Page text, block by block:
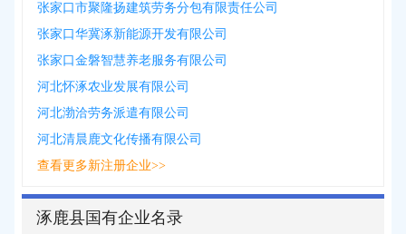
张家口市聚隆扬建筑劳务分包有限责任公司
张家口华冀涿新能源开发有限公司
张家口金磐智慧养老服务有限公司
河北怀涿农业发展有限公司
河北渤洽劳务派遣有限公司
河北清晨鹿文化传播有限公司
查看更多新注册企业>>
涿鹿县国有企业名录